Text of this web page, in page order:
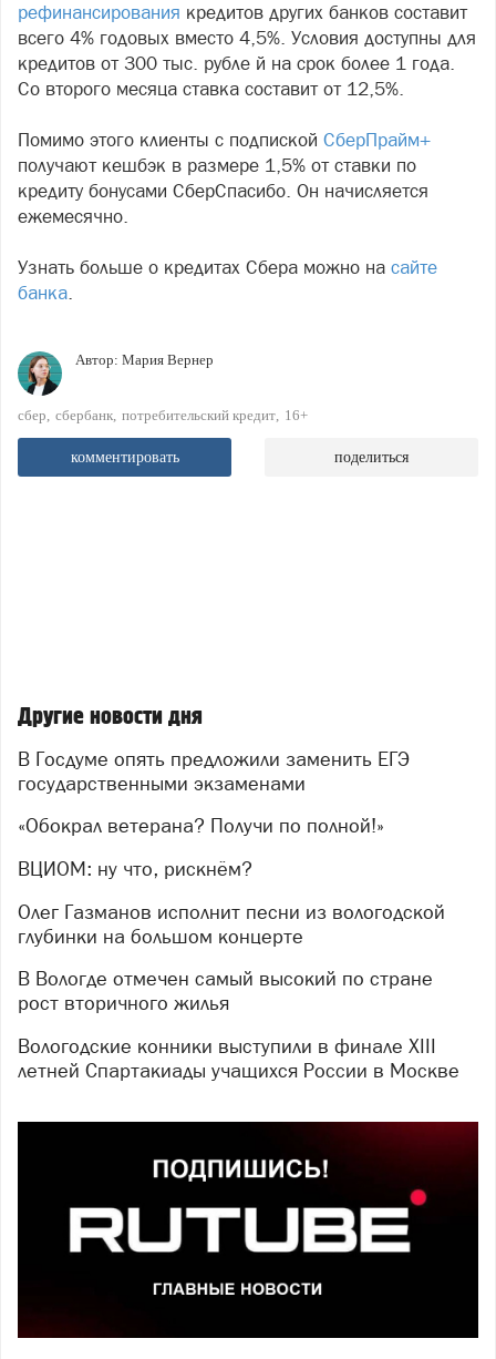
рефинансирования кредитов других банков составит
всего 4% годовых вместо 4,5%. Условия доступны для
кредитов от 300 тыс. рубле й на срок более 1 года.
Со второго месяца ставка составит от 12,5%.
Помимо этого клиенты с подпиской СберПрайм+
получают кешбэк в размере 1,5% от ставки по
кредиту бонусами СберСпасибо. Он начисляется
ежемесячно.
Узнать больше о кредитах Сбера можно на сайте
банка.
Автор: Мария Вернер
сбер сбербанк потребительский кредит 16+
комментировать поделиться
Другие новости дня
В Госдуме опять предложили заменить ЕГЭ
государственными экзаменами
«Обокрал ветерана? Получи по полной!»
ВЦИОМ: ну что, рискнём?
Олег Газманов исполнит песни из вологодской
глубинки на большом концерте
В Вологде отмечен самый высокий по стране
рост вторичного жилья
Вологодские конники выступили в финале XIII
летней Спартакиады учащихся России в Москве